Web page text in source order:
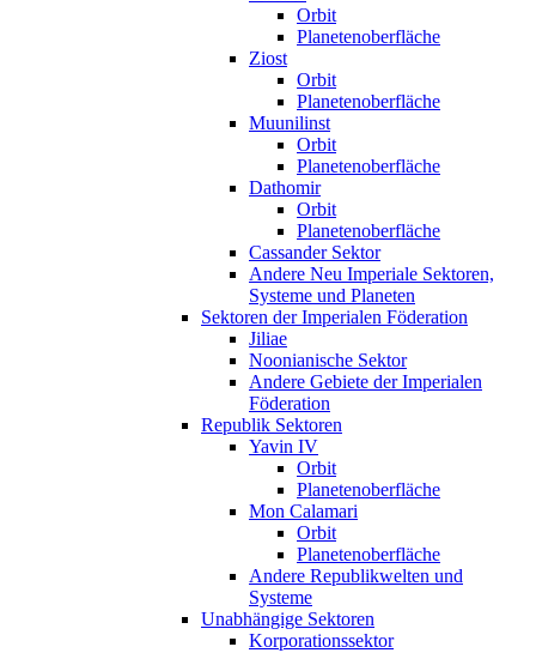
Orbit
Planetenoberfläche
Ziost
Orbit
Planetenoberfläche
Muunilinst
Orbit
Planetenoberfläche
Dathomir
Orbit
Planetenoberfläche
Cassander Sektor
Andere Neu Imperiale Sektoren,
Systeme und Planeten
Sektoren der Imperialen Föderation
Jiliae
Noonianische Sektor
Andere Gebiete der Imperialen
Föderation
Republik Sektoren
Yavin IV
Orbit
Planetenoberfläche
Mon Calamari
Orbit
Planetenoberfläche
Andere Republikwelten und
Systeme
Unabhängige Sektoren
Korporationssektor